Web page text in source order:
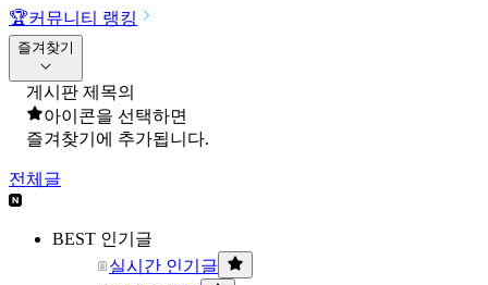
🏆커뮤니티 랭킹
즐겨찾기
게시판 제목의
아이콘을 선택하면
즐겨찾기에 추가됩니다.
전체글
BEST 인기글
실시간 인기글